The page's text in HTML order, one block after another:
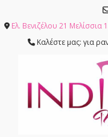
content
Ελ. Βενιζέλου 21 Μελίσσια
Καλέστε μας: για